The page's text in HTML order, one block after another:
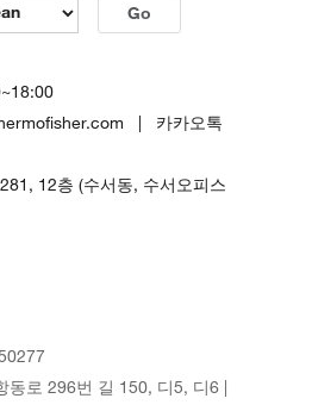
Go
| 카카오톡
12층 (수서동, 수서오피스
동로 296번 길 150, 디5, 디6 |